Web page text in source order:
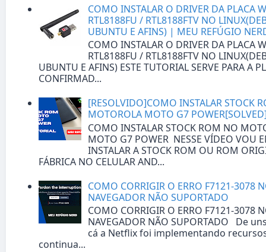
COMO INSTALAR O DRIVER DA PLACA
RTL8188FU / RTL8188FTV NO
UBUNTU E AFINS) | MEU REFÚGIO
COMO INSTALAR O DRIVER DA PLACA
RTL8188FU / RTL8188FTV NO
UBUNTU E AFINS) ESTE TUTORIAL SERVE PARA A
CONFIRMAD...
[RESOLVIDO]COMO INSTALAR STOCK
MOTOROLA MOTO G7
COMO INSTALAR STOCK ROM NO
MOTO G7 POWER NESSE VÍDEO VOU
INSTALAR A STOCK ROM OU ROM
FÁBRICA NO CELULAR AND...
COMO CORRIGIR O ERRO F7121-3078
NAVEGADOR NÃO SUPORTADO
COMO CORRIGIR O ERRO F7121-3078
NAVEGADOR NÃO SUPORTADO De
cá a Netflix foi implementando
continua...